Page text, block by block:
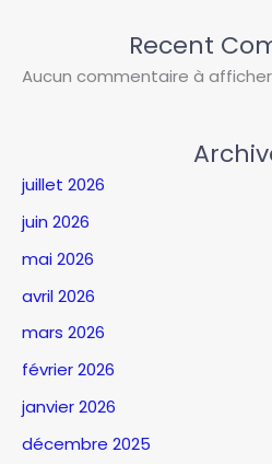
Recent
Aucun commentaire à
juillet 2026
juin 2026
mai 2026
avril 2026
mars 2026
février 2026
janvier 2026
décembre 2025